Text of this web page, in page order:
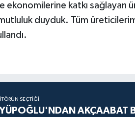
ekonomilerine katkı sağlayan
duyduk. Tüm
SEÇTIĞI
AKÇAABAT